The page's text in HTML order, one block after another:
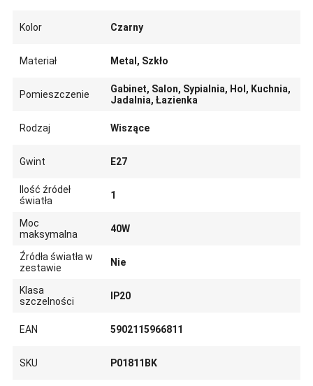
Kolor Czarny
Materiał Metal, Szkło
Pomieszczenie
Gabinet, Salon, Sypialnia, Hol, Kuchnia,
Jadalnia, Łazienka
Rodzaj Wiszące
Gwint E27
Ilość źródeł
światła
1
Moc
maksymalna
40W
Źródła światła w
zestawie
Nie
Klasa
szczelności
IP20
EAN 5902115966811
SKU P01811BK